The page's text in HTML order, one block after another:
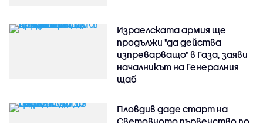
Израелската армия ще
продължи "да действа
изпреварващо" в Газа, заяви
началникът на Генералния
щаб
Пловдив даде старт на